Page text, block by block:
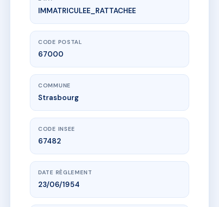
www.vme.plus/AC8926461
ROUSSEAU 18
18 r jean-jacques rousseau
IMMATRICULEE_RATTACHEE
CODE POSTAL
67000
COMMUNE
Strasbourg
CODE INSEE
67482
DATE RÈGLEMENT
23/06/1954